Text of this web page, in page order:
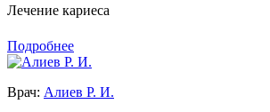
Лечение кариеса
Подробнее
Врач: Алиев Р. И.